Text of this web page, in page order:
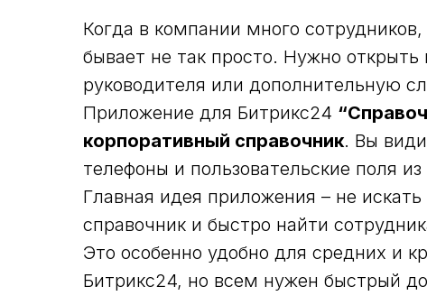
Когда в компании много
бывает не так просто. Нужно
руководителя или дополнительную
Приложение для Битрикс24
корпоративный справочник. Вы
телефоны и пользовательские поля
Главная идея приложения – не
справочник и быстро найти
Это особенно удобно для средних и
Битрикс24, но всем нужен быстрый